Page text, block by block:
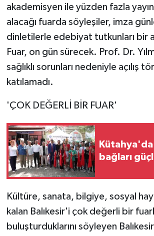
akademisyen ile yüzden fazla
alacağı fuarda söyleşiler, imza
dinletilerle edebiyat tutkunları bir
Fuar, on gün sürecek. Prof. Dr.
sağlıklı sorunları nedeniyle açılış
katılamadı.
'ÇOK DEĞERLİ BİR FUAR'
bağları
Kültüre, sanata, bilgiye, sosyal
kalan Balıkesir'i çok değerli bir
buluşturduklarını söyleyen